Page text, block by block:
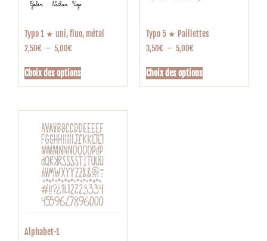
Typo 1 ★ uni, fluo, métal
2,50€ – 5,00€
Choix des options
Typo 5 ★ Paillettes
3,50€ – 5,00€
Choix des options
Alphabet-1